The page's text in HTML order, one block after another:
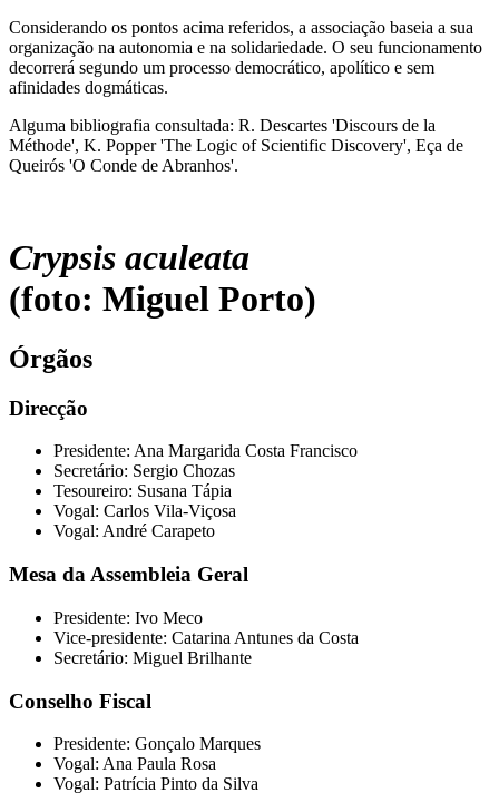
Considerando os pontos acima referidos, a associação baseia a sua
organização na autonomia e na solidariedade. O seu funcionamento
decorrerá segundo um processo democrático, apolítico e sem
afinidades dogmáticas.
Alguma bibliografia consultada: R. Descartes 'Discours de la
Méthode', K. Popper 'The Logic of Scientific Discovery', Eça de
Queirós 'O Conde de Abranhos'.
Crypsis aculeata
(foto: Miguel Porto)
Órgãos
Direcção
Presidente: Ana Margarida Costa Francisco
Secretário: Sergio Chozas
Tesoureiro: Susana Tápia
Vogal: Carlos Vila-Viçosa
Vogal: André Carapeto
Mesa da Assembleia Geral
Presidente: Ivo Meco
Vice-presidente: Catarina Antunes da Costa
Secretário: Miguel Brilhante
Conselho Fiscal
Presidente: Gonçalo Marques
Vogal: Ana Paula Rosa
Vogal: Patrícia Pinto da Silva